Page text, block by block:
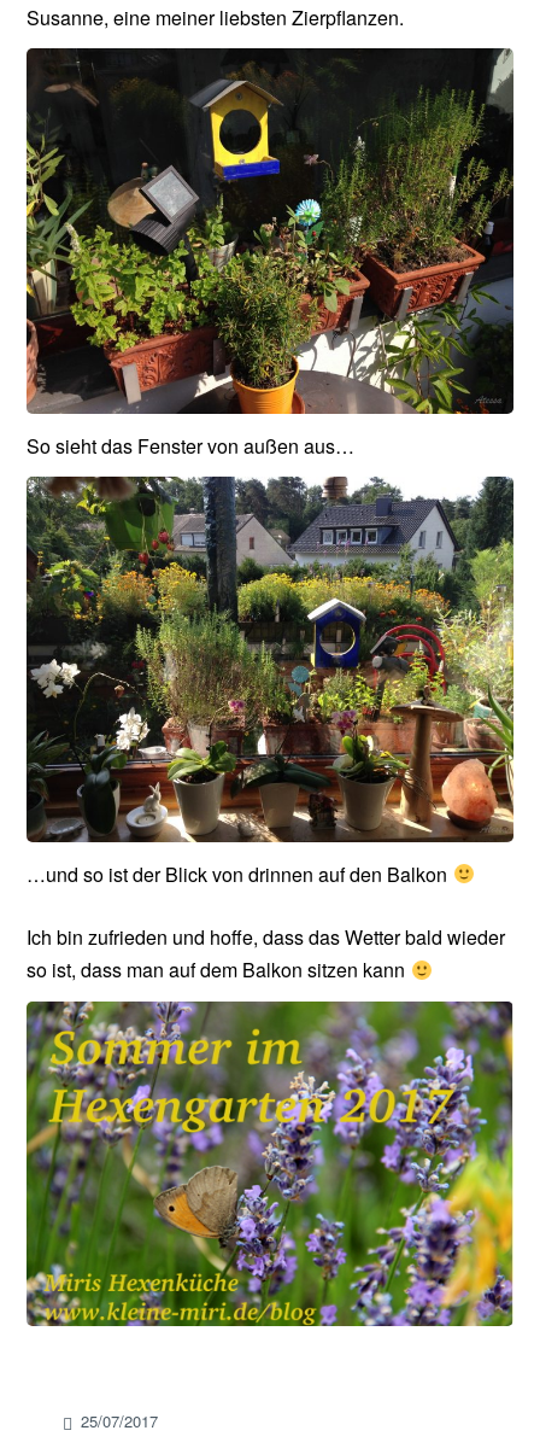
Susanne, eine meiner liebsten Zierpflanzen.
So sieht das Fenster von außen aus…
…und so ist der Blick von drinnen auf den Balkon
Ich bin zufrieden und hoffe, dass das Wetter bald wieder
so ist, dass man auf dem Balkon sitzen kann
25/07/2017